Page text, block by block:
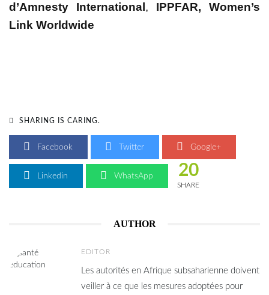
d’Amnesty International , IPPFAR, Women’s
Link Worldwide
SHARING IS CARING.
Facebook Twitter Google+
Linkedin WhatsApp 20
SHARE
AUTHOR
EDITOR
Les autorités en Afrique subsaharienne doivent
veiller à ce que les mesures adoptées pour